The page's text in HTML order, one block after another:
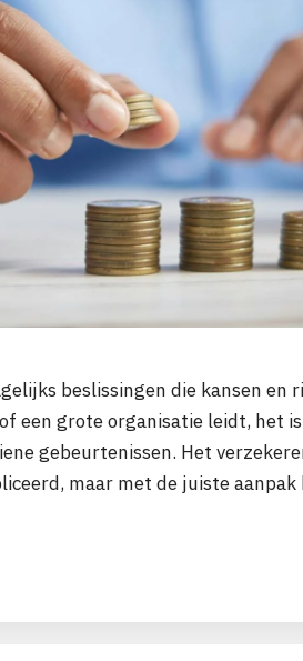
beslissingen die kansen en
een grote organisatie leidt, het
gebeurtenissen. Het
maar met de juiste